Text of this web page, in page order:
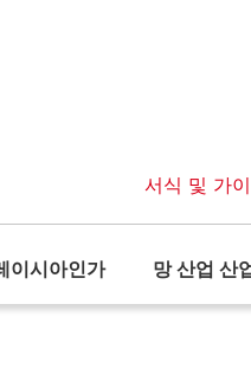
서식 및 가
이시아인가 망 산업 산